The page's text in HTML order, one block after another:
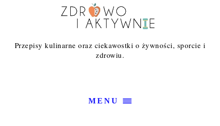
Przepisy kulinarne oraz ciekawostki o żywności, sporcie i
zdrowiu.
MENU